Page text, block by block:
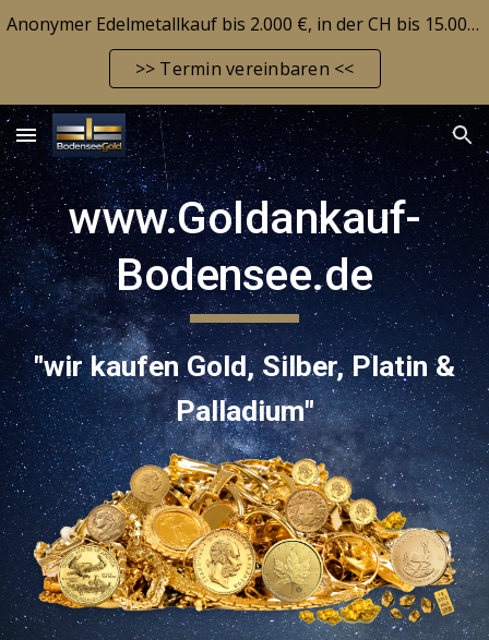
Skip to main content
Anonymer Edelmetallkauf bis 2.000 €, in der CH bis 15.000 CHF! Edelmetallbarrendepot möglich! Aktuelle Marktlage siehe FAQ-Seite!
>> Termin vereinbaren <<
www.Goldankauf-
Bodensee.de
"wir kaufen Gold, Silber, Platin &
Palladium"